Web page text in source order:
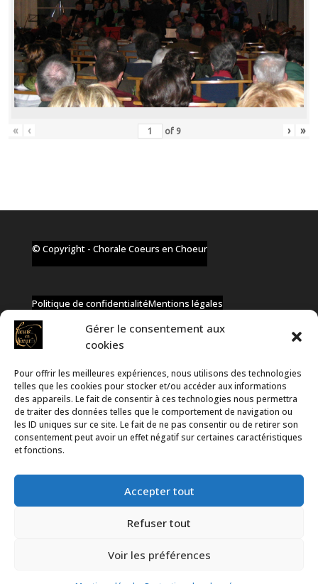
Gérer le consentement aux
cookies
Pour offrir les meilleures expériences, nous utilisons des technologies
telles que les cookies pour stocker et/ou accéder aux informations
des appareils. Le fait de consentir à ces technologies nous permettra
de traiter des données telles que le comportement de navigation ou
les ID uniques sur ce site. Le fait de ne pas consentir ou de retirer son
consentement peut avoir un effet négatif sur certaines caractéristiques
et fonctions.
Accepter tout
Refuser tout
Voir les préférences
« ‹ of 9 › »
© Copyright - Chorale Coeurs en Choeur
Politique de confidentialitéMentions légales
✆ +32 477 91 58 46
✉ infos@coeurs-en-choeur.be
Toute proposition de partenariat en développement sera